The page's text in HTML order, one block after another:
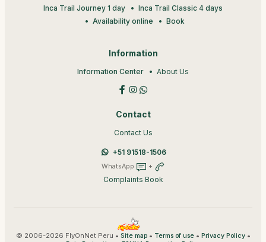
Inca Trail Journey 1 day
Inca Trail Classic 4 days
Availability online
Book
Information
Information Center About Us
Contact
Contact Us
+51 91518-1506
WhatsApp +
Complaints Book
© 2006-2026 FlyOnNet Peru • Site map• Terms of use• Privacy Policy•